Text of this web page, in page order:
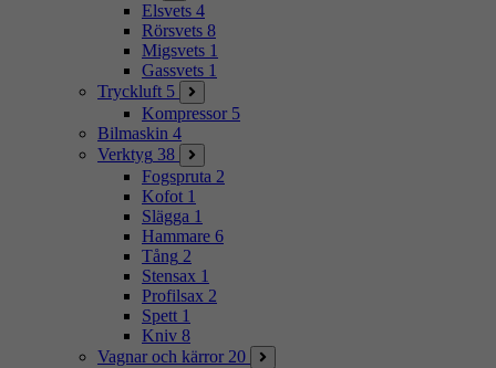
Elsvets 4
Rörsvets 8
Migsvets 1
Gassvets 1
Tryckluft 5
Kompressor 5
Bilmaskin 4
Verktyg 38
Fogspruta 2
Kofot 1
Slägga 1
Hammare 6
Tång 2
Stensax 1
Profilsax 2
Spett 1
Kniv 8
Vagnar och kärror 20